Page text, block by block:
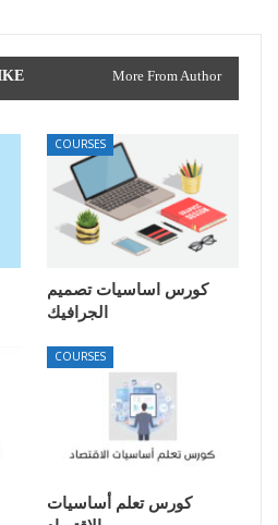
More From Author
COURSES
كورس اساسيات تصميم
الجرافيك
COURSES
كورس تعلم أساسيات